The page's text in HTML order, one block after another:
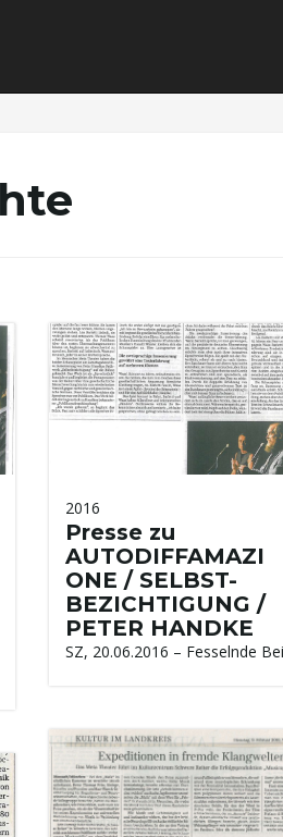
2016
Presse zu
AUTODIFFAMAZI
ONE / SELBST-
BEZICHTIGUNG /
PETER HANDKE
SZ, 20.06.2016 – Fesselnde